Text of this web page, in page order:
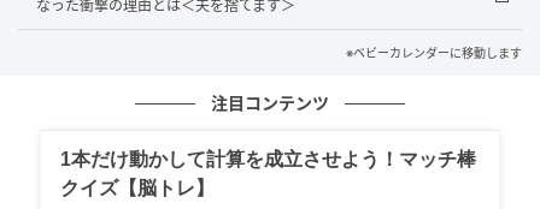
に任せる」と、まともに取り合おうとはしませんでし
経営者として会社の資産や負債を知る重要性を説く私
と、根拠のない自信を見せていたのです。
なった衝撃の理由とは＜夫を捨てます＞
※ベビーカレンダーに移動します
注目コンテンツ
1本だけ動かして計算を成立させよう！マッチ棒
クイズ【脳トレ】